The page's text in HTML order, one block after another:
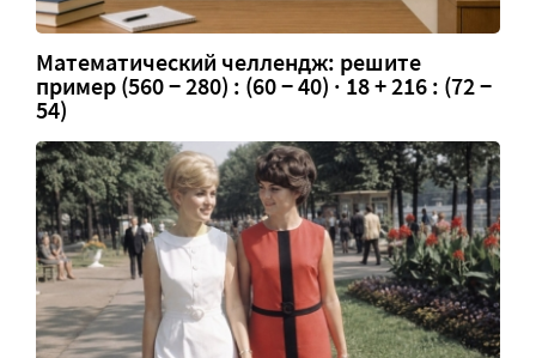
Математический челлендж: решите
пример (560 − 280) : (60 − 40) · 18 + 216 : (72 −
54)